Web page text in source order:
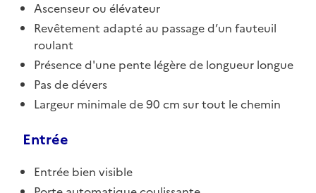
Ascenseur ou élévateur
Revêtement adapté au passage d’un fauteuil
roulant
Présence d'une pente légère de longueur longue
Pas de dévers
Largeur minimale de 90 cm sur tout le chemin
Entrée
Entrée bien visible